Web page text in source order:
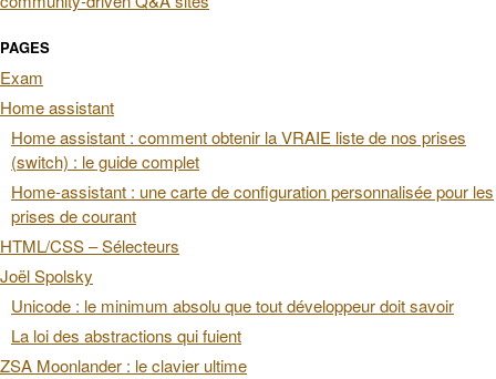
PAGES
Exam
Home assistant
Home assistant : comment obtenir la VRAIE liste de nos prises
(switch) : le guide complet
Home-assistant : une carte de configuration personnalisée pour les
prises de courant
HTML/CSS – Sélecteurs
Joël Spolsky
Unicode : le minimum absolu que tout développeur doit savoir
La loi des abstractions qui fuient
ZSA Moonlander : le clavier ultime